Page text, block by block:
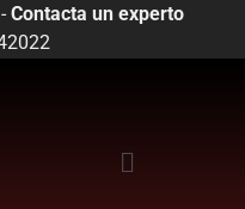
Contacta un experto